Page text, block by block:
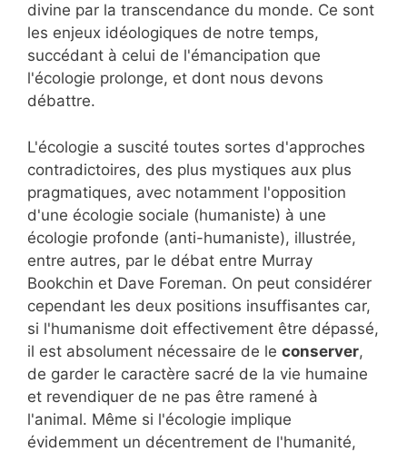
divine par la transcendance du monde. Ce sont
les enjeux idéologiques de notre temps,
succédant à celui de l'émancipation que
l'écologie prolonge, et dont nous devons
débattre.
L'écologie a suscité toutes sortes d'approches
contradictoires, des plus mystiques aux plus
pragmatiques, avec notamment l'opposition
d'une écologie sociale (humaniste) à une
écologie profonde (anti-humaniste), illustrée,
entre autres, par le débat entre Murray
Bookchin et Dave Foreman. On peut considérer
cependant les deux positions insuffisantes car,
si l'humanisme doit effectivement être dépassé,
il est absolument nécessaire de le conserver,
de garder le caractère sacré de la vie humaine
et revendiquer de ne pas être ramené à
l'animal. Même si l'écologie implique
évidemment un décentrement de l'humanité,